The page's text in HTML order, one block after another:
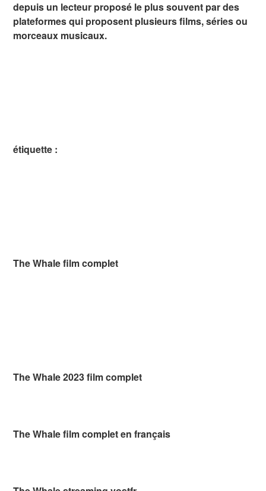
depuis un lecteur proposé le plus souvent par des
plateformes qui proposent plusieurs films, séries ou
morceaux musicaux.
étiquette :
The Whale film complet
The Whale 2023 film complet
The Whale film complet en français